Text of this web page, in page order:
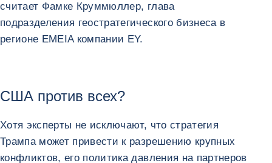
считает Фамке Круммюллер, глава
подразделения геостратегического бизнеса в
регионе EMEIA компании EY.
США против всех?
Хотя эксперты не исключают, что стратегия
Трампа может привести к разрешению крупных
конфликтов, его политика давления на партнеров